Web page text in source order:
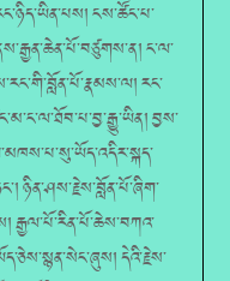
ངས་ཚོང་པ་
ང་ལ་
རང་
བྱས་
ཉིན་ཤས་རྗེས་བློན་པོ་ཞིག་
རྒྱལ་པོ་རིན་པོ་ཆེས་བཀའ་
དེའི་རྗེས་